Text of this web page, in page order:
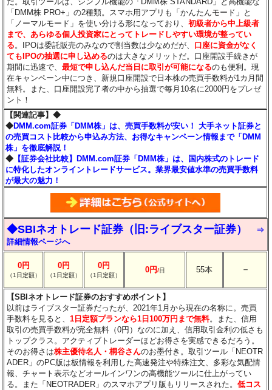
「DMM株 PRO+」の2種類。スマホ用アプリも「かんたんモード」と
「ノーマルモード」を使い分ける形になっており、初級者から中上級者
まで、あらゆる個人投資家にとってトレードしやすい環境が整ってい
る。IPOは委託販売のみなので割当数は少なめだが、 口座に資金がなく
てもIPOの抽選に申し込めるのは大きなメリットだ。口座開設手続きが
期間に迅速で、最短で申し込んだ当日に取引が可能になるのも便利。現
在キャンペーン中につき、新規口座開設で日本株の売買手数料が1カ月間
無料。また、口座開設完了者の中から抽選で毎月10名に2000円をプレゼ
ント！
【関連記事】◆
◆DMM.com証券「DMM株」は、売買手数料が安い！ 大手ネット証券と
の売買コスト比較から申込み方法、お得なキャンペーン情報まで「DMM
株」を徹底解説！
◆ 【証券会社比較】DMM.com証券「DMM株」は、国内株式のトレード
に特化したオンライントレードサービス。業界最安値水準の売買手数料
が最大の魅力！
◆SBIネオトレード証券（旧:ライブスター証券）
⇒
詳細情報ページへ
0円
（1日定額）
0円
（1日定額）
0円
（1日定額）
0円/日 55本 －
【SBIネオトレード証券のおすすめポイント】
以前はライブスター証券だったが、2021年1月から現在の名称に。売買
手数料を見ると、1日定額プランなら1日100万円まで無料。また、信用
取引の売買手数料が完全無料（0円）なのに加え、信用取引金利の低さも
トップクラス。アクティブトレーダーほどお得さを実感できるだろう。
そのお得さは株主優待名人・桐谷さんのお墨付き。取引ツール「NEOTR
ADER」のPC版は板情報を利用した高速発注や特殊注文、多彩な気配情
報、チャート表示などオールインワンの高機能ツールに仕上がってい
る。また「NEOTRADER」のスマホアプリ版もリリースされた。低コス